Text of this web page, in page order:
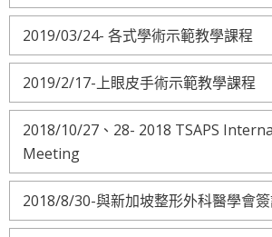
2019/03/24- 各式學術示範教學課程
2019/2/17-上眼皮手術示範教學課程
2018/10/27、28- 2018 TSAPS
Meeting
2018/8/30-與新加坡整形外科醫學會